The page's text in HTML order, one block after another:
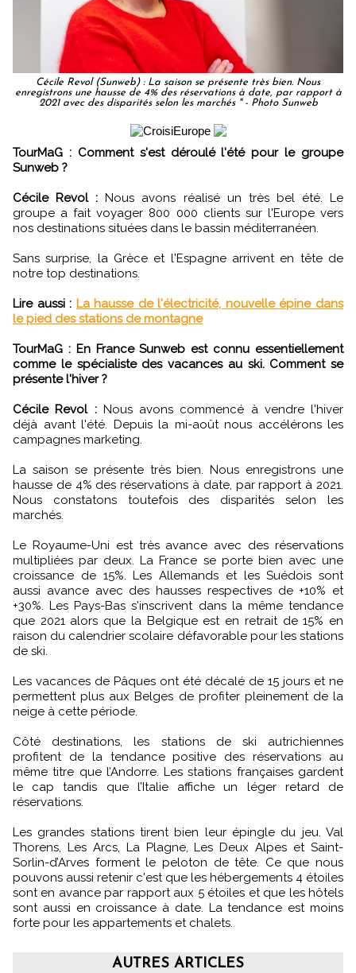
Cécile Revol (Sunweb) : La saison se présente très bien. Nous
enregistrons une hausse de 4% des réservations à date, par rapport à
2021 avec des disparités selon les marchés " - Photo Sunweb
TourMaG : Comment s'est déroulé l'été pour le groupe
Sunweb ?
Cécile Revol : Nous avons réalisé un très bel été. Le
groupe a fait voyager 800 000 clients sur l'Europe vers
nos destinations situées dans le bassin méditerranéen.
Sans surprise, la Grèce et l'Espagne arrivent en tête de
notre top destinations.
Lire aussi : La hausse de l'électricité, nouvelle épine dans
le pied des stations de montagne
TourMaG : En France Sunweb est connu essentiellement
comme le spécialiste des vacances au ski. Comment se
présente l'hiver ?
Cécile Revol :Nous avons commencé à vendre l'hiver
déjà avant l'été. Depuis la mi-août nous accélérons les
campagnes marketing.
La saison se présente très bien. Nous enregistrons une
hausse de 4% des réservations à date, par rapport à 2021.
Nous constatons toutefois des disparités selon les
marchés.
Le Royaume-Uni est très avance avec des réservations
multipliées par deux. La France se porte bien avec une
croissance de 15%. Les Allemands et les Suédois sont
aussi avance avec des hausses respectives de +10% et
+30%. Les Pays-Bas s'inscrivent dans la même tendance
que 2021 alors que la Belgique est en retrait de 15% en
raison du calendrier scolaire défavorable pour les stations
de ski.
Les vacances de Pâques ont été décalé de 15 jours et ne
permettent plus aux Belges de profiter pleinement de la
neige à cette période.
Côté destinations, les stations de ski autrichiennes
profitent de la tendance positive des réservations au
même titre que l’Andorre. Les stations françaises gardent
le cap tandis que l’Italie affiche un léger retard de
réservations.
Les grandes stations tirent bien leur épingle du jeu. Val
Thorens, Les Arcs, La Plagne, Les Deux Alpes et Saint-
Sorlin-d’Arves forment le peloton de tête. Ce que nous
pouvons aussi retenir c'est que les hébergements 4 étoiles
sont en avance par rapport aux 5 étoiles et que les hôtels
sont aussi en croissance à date. La tendance est moins
forte pour les appartements et chalets.
AUTRES ARTICLES